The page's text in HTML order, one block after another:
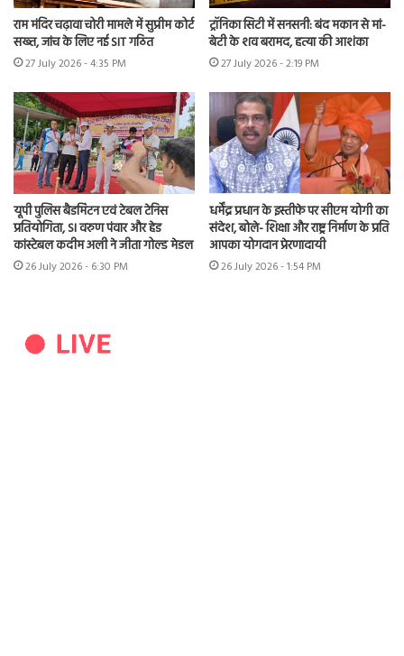
राम मंदिर चढ़ावा चोरी मामले में सुप्रीम कोर्ट
सख्त, जांच के लिए नई SIT गठित
27 July 2026 - 4:35 PM
ट्रॉनिका सिटी में सनसनी: बंद मकान से मां-
बेटी के शव बरामद, हत्या की आशंका
27 July 2026 - 2:19 PM
यूपी पुलिस बैडमिंटन एवं टेबल टेनिस
प्रतियोगिता, SI वरुण पंवार और हेड
कांस्टेबल कदीम अली ने जीता गोल्ड मेडल
26 July 2026 - 6:30 PM
धर्मेंद्र प्रधान के इस्तीफे पर सीएम योगी का
संदेश, बोले- शिक्षा और राष्ट्र निर्माण के प्रति
आपका योगदान प्रेरणादायी
26 July 2026 - 1:54 PM